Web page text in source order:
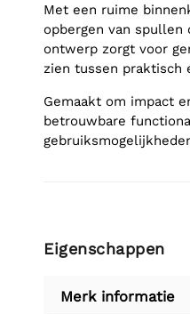
Met een ruime
opbergen van
ontwerp zorgt voor
zien tussen praktisch
Gemaakt om impact
betrouwbare
Eigenschappen
Merk informatie